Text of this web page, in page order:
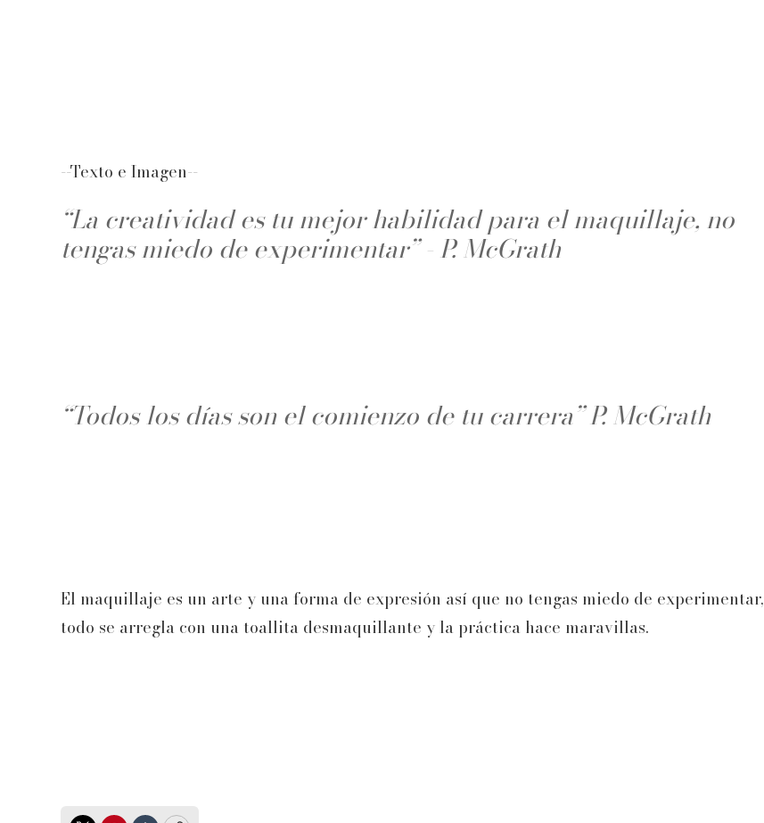
--Texto e Imagen--
“La creatividad es tu mejor habilidad para el maquillaje, no
tengas miedo de experimentar” - P. McGrath
“Todos los días son el comienzo de tu carrera” P. McGrath
El maquillaje es un arte y una forma de expresión así que no tengas miedo de experimentar,
todo se arregla con una toallita desmaquillante y la práctica hace maravillas.